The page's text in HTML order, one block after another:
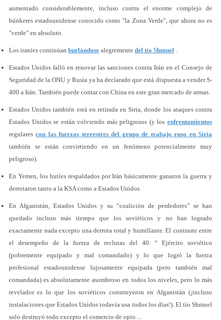
aumentado considerablemente, incluso contra el enorme complejo de
búnkeres estadounidense conocido como "la Zona Verde", que ahora no es
"verde" en absoluto.
Los iraníes continúan burlándose alegremente del tío Shmuel .
Estados Unidos falló en renovar las sanciones contra Irán en el Consejo de
Seguridad de la ONU y Rusia ya ha declarado que está dispuesta a vender S-
400 a Irán. También puede contar con China en este gran mercado de armas.
Estados Unidos también está en retirada en Siria, donde los ataques contra
Estados Unidos se están volviendo más peligrosos (y los enfrentamientos
regularescon las fuerzas terrestres del grupo de trabajo ruso en Siria
también se están convirtiendo en un fenómeno potencialmente muy
peligroso).
En Yemen, los hutíes respaldados por Irán básicamente ganaron la guerra y
derrotaron tanto a la KSA como a Estados Unidos.
En Afganistán, Estados Unidos y su “coalición de perdedores” se han
quedado incluso más tiempo que los soviéticos y no han logrado
exactamente nada excepto una derrota total y humillante. El contraste entre
el desempeño de la fuerza de reclutas del 40. ° Ejército soviético
(pobremente equipado y mal comandado) y lo que logró la fuerza
profesional estadounidense lujosamente equipada (pero también mal
comandada) es absolutamente asombroso en todos los niveles, pero lo más
revelador es lo que los soviéticos construyeron en Afganistán (¡incluso
instalaciones que Estados Unidos todavía usa todos los días!). El tío Shmuel
solo destruyó todo excepto el comercio de opio ...